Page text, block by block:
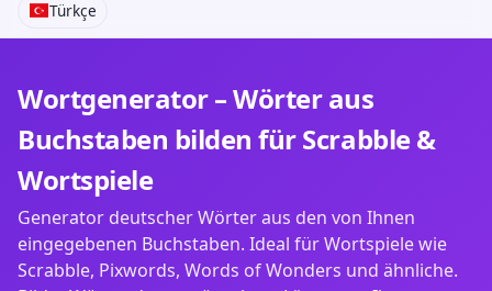
Türkçe
Wortgenerator – Wörter aus
Buchstaben bilden für Scrabble &
Wortspiele
Generator deutscher Wörter aus den von Ihnen
eingegebenen Buchstaben. Ideal für Wortspiele wie
Scrabble, Pixwords, Words of Wonders und ähnliche.